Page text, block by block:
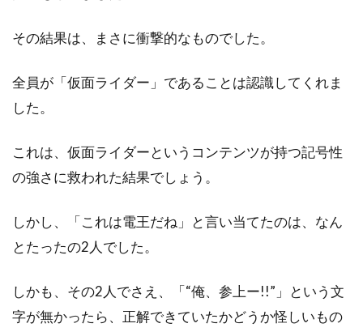
その結果は、まさに衝撃的なものでした。
全員が「仮面ライダー」であることは認識してくれま
した。
これは、仮面ライダーというコンテンツが持つ記号性
の強さに救われた結果でしょう。
しかし、「これは電王だね」と言い当てたのは、なん
とたったの2人でした。
しかも、その2人でさえ、「“俺、参上ー!!”」という文
字が無かったら、正解できていたかどうか怪しいもの